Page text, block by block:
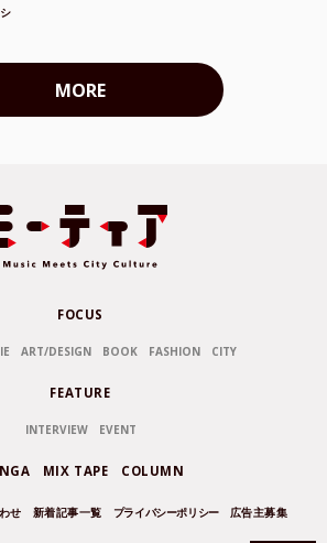
MORE
FOCUS
ART/DESIGN BOOK FASHION CITY
FEATURE
INTERVIEW EVENT
MIX TAPE COLUMN
せ 新着記事一覧 プライバシーポリシー 広告主募集